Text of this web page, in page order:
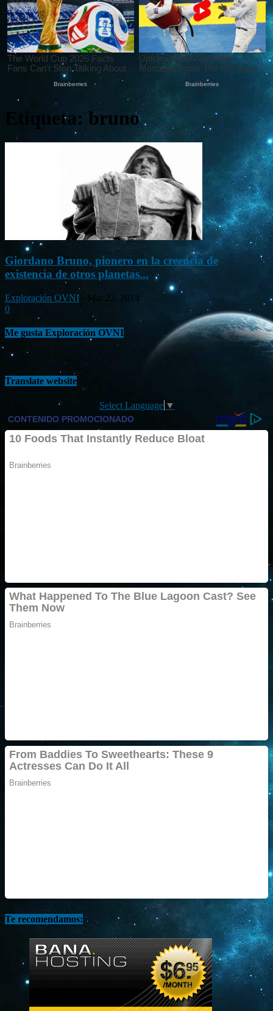
Etiqueta: bruno
Giordano Bruno, pionero en la creencia de
existencia de otros planetas...
Exploración OVNI - Mar 22, 2014
0
Me gusta Exploración OVNI
Translate website
Select Language ▼
Te recomendamos: